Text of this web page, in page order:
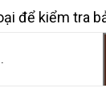
để kiểm tra